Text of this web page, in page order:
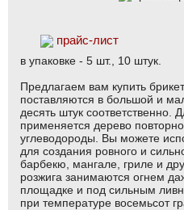
прайс-лист
в упаковке - 5 шт., 10 штук.
Предлагаем вам купить
поставляются в большой и
десять штук соответственно.
применяется дерево
углеводороды. Вы можете
для создания ровного и
барбекю, мангале, гриле и
розжига занимаются огнем
площадке и под сильным
при температуре восемьсот